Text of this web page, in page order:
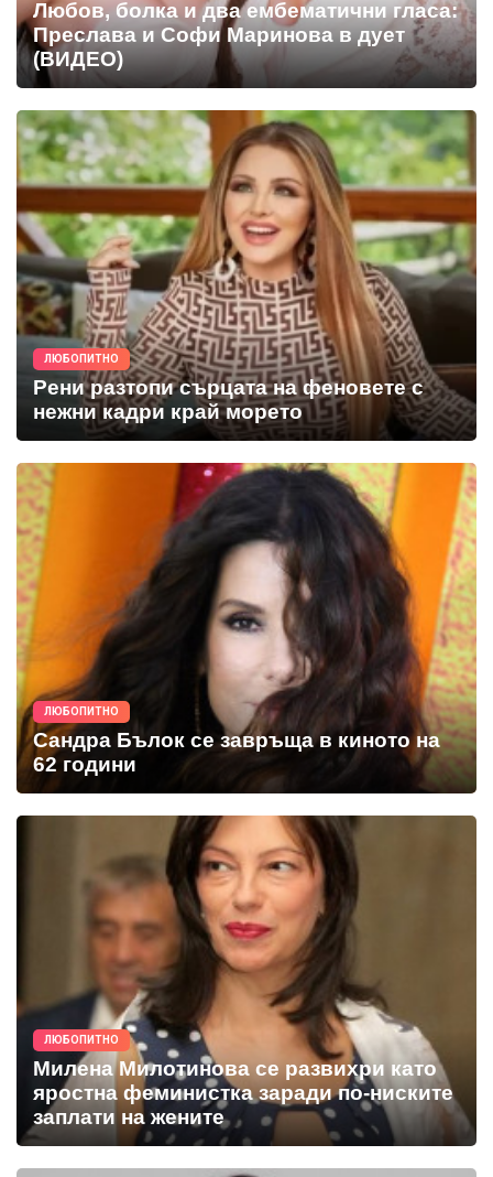
Любов, болка и два ембематични гласа:
Преслава и Софи Маринова в дует
(ВИДЕО)
ЛЮБОПИТНО
Рени разтопи сърцата на феновете с
нежни кадри край морето
ЛЮБОПИТНО
Сандра Бълок се завръща в киното на
62 години
ЛЮБОПИТНО
Милена Милотинова се развихри като
яростна феминистка заради по-ниските
заплати на жените